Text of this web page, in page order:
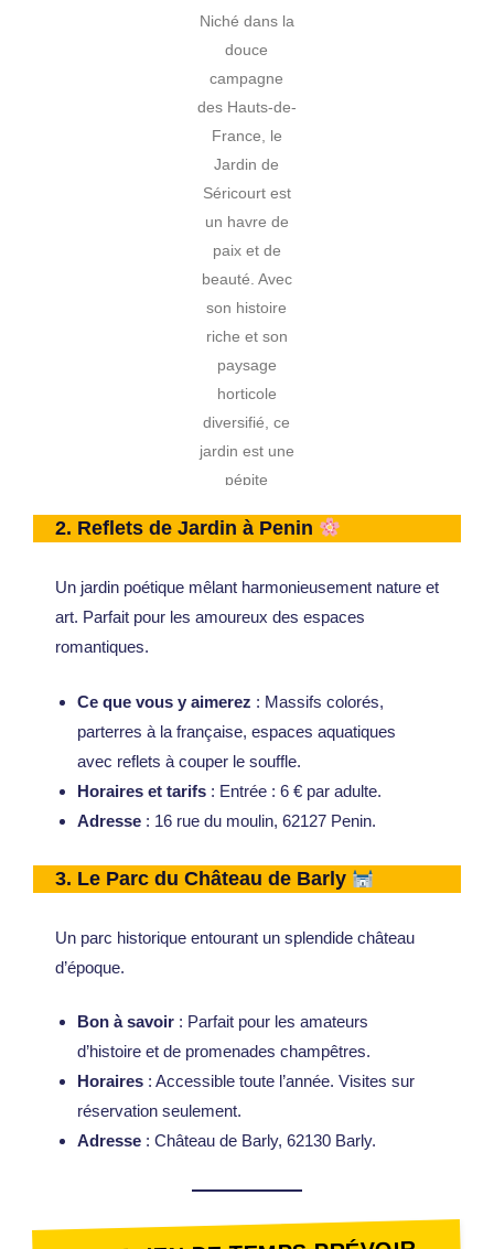
Niché dans la
douce
campagne
des Hauts-de-
France, le
Jardin de
Séricourt est
un havre de
paix et de
beauté. Avec
son histoire
riche et son
paysage
horticole
diversifié, ce
jardin est une
pépite
attend d’être
offre…
2. Reflets de Jardin à Penin
Un jardin poétique mêlant harmonieusement nature et
art. Parfait pour les amoureux des espaces
romantiques.
Ce que vous y aimerez : Massifs colorés,
parterres à la française, espaces aquatiques
avec reflets à couper le souffle.
Horaires et tarifs : Entrée : 6 € par adulte.
Adresse : 16 rue du moulin, 62127 Penin.
3. Le Parc du Château de Barly
Un parc historique entourant un splendide château
d’époque.
Bon à savoir : Parfait pour les amateurs
d’histoire et de promenades champêtres.
Horaires : Accessible toute l’année. Visites sur
réservation seulement.
Adresse : Château de Barly, 62130 Barly.